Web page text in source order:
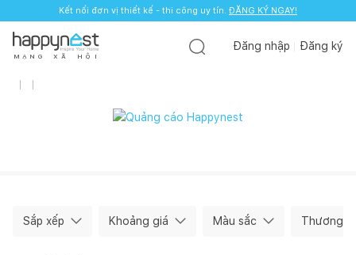
Kết nối đơn vị thiết kế - thi công uy tín. ĐĂNG KÝ NGAY!
M Ạ N G X Ã H Ộ I
Đăng nhập Đăng ký
Sắp xếp Khoảng giá Màu sắc Thương